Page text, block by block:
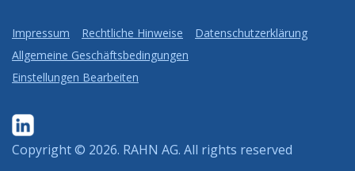
Impressum Rechtliche Hinweise
Datenschutzerklärung
Allgemeine Geschäftsbedingungen
Einstellungen Bearbeiten
Copyright © 2026. RAHN AG. All rights reserved